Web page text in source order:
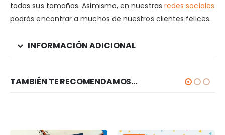
todos sus tamaños. Asimismo, en nuestras redes sociales
podrás encontrar a muchos de nuestros clientes felices.
INFORMACIÓN ADICIONAL
TAMBIÉN TE RECOMENDAMOS…